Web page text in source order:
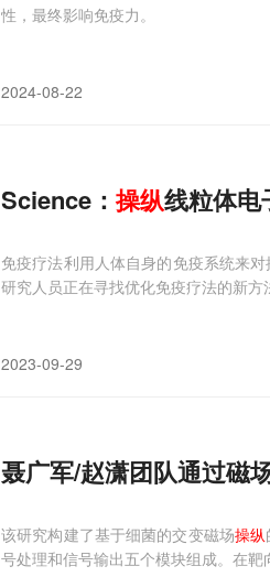
性，最终影响免疫力。
2024-08-22
Science： 操纵线粒体电
免疫疗法利用人体自身的免疫系统来
研究人员正在寻找优化免疫疗法的新方
2023-09-29
聂广军/赵潇团队通过磁
该研究构建了基于细菌的交变磁场操纵
号处理和信号输出五个模块组成。在